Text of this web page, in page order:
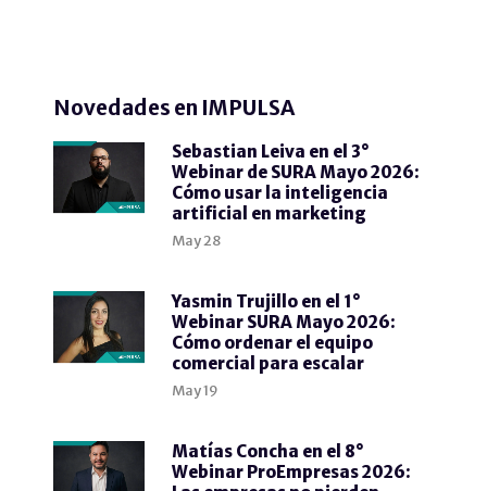
Novedades en IMPULSA
Sebastian Leiva en el 3°
Webinar de SURA Mayo 2026:
Cómo usar la inteligencia
artificial en marketing
May28
Yasmin Trujillo en el 1°
Webinar SURA Mayo 2026:
Cómo ordenar el equipo
comercial para escalar
May19
Matías Concha en el 8°
Webinar ProEmpresas 2026: